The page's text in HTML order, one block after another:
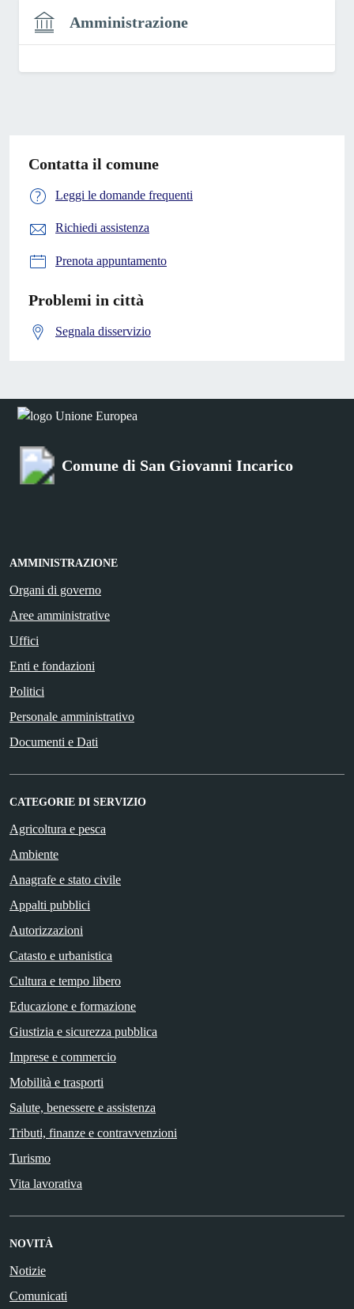
Amministrazione
Contatta il comune
Leggi le domande frequenti
Richiedi assistenza
Prenota appuntamento
Problemi in città
Segnala disservizio
Comune di San Giovanni Incarico
AMMINISTRAZIONE
Organi di governo
Aree amministrative
Uffici
Enti e fondazioni
Politici
Personale amministrativo
Documenti e Dati
CATEGORIE DI SERVIZIO
Agricoltura e pesca
Ambiente
Anagrafe e stato civile
Appalti pubblici
Autorizzazioni
Catasto e urbanistica
Cultura e tempo libero
Educazione e formazione
Giustizia e sicurezza pubblica
Imprese e commercio
Mobilità e trasporti
Salute, benessere e assistenza
Tributi, finanze e contravvenzioni
Turismo
Vita lavorativa
NOVITÀ
Notizie
Comunicati